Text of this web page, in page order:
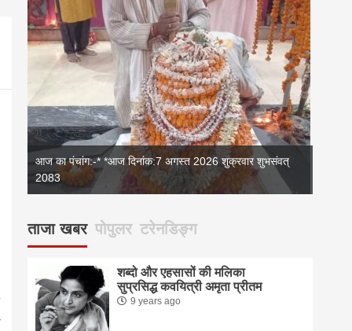
आज का पंचांग:-* *आज दिनांक:7 अगस्त 2026 शुक्रवार शुभसंवत्
2083
ताजा खबर पोपुलर टरेनडिङ्ग
शब्दो और एहसासों की मलिका
सुप्रसिद्ध कवयित्री अमृता प्रीतम
9 years ago